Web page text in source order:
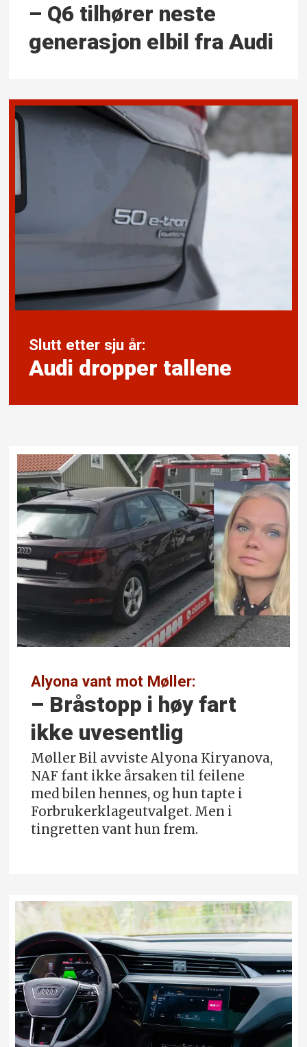
– Q6 tilhører neste
generasjon elbil fra Audi
Slutt etter sju år:
Audi dropper tallene
Alyona vant mot Møller:
– Bråstopp i høy fart
ikke uvesentlig
Møller Bil avviste Alyona Kiryanova,
NAF fant ikke årsaken til feilene
med bilen hennes, og hun tapte i
Forbrukerklageutvalget. Men i
tingretten vant hun frem.